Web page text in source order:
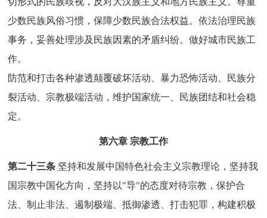
少数民族风俗习惯，保障少数民族合法权益。依法治理民族
事务，妥善处理涉及民族因素的矛盾纠纷。做好城市民族工
作。
防范和打击各种渗透颠覆破坏活动、暴力恐怖活动、民族分
裂活动、宗教极端活动，维护国家统一、民族团结和社会稳
定。
第六章 宗教工作
第二十三条 坚持和发展中国特色社会主义宗教理论，坚持我
国宗教中国化方向，坚持以"导"的态度对待宗教，保护合
法、制止非法、遏制极端、抵御渗透、打击犯罪，构建积极